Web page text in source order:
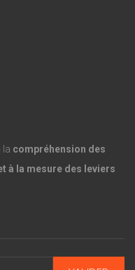
la compréhension des
à la mesure des leviers